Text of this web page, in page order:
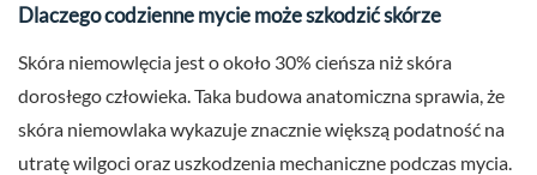
Dlaczego codzienne mycie może szkodzić skórze
Skóra niemowlęcia jest o około 30% cieńsza niż skóra
dorosłego człowieka. Taka budowa anatomiczna sprawia, że
skóra niemowlaka wykazuje znacznie większą podatność na
utratę wilgoci oraz uszkodzenia mechaniczne podczas mycia.